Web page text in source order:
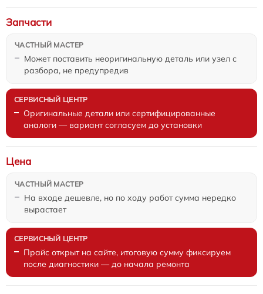
Может поставить неоригинальную деталь или узел с
разбора, не предупредив
Запчасти
Оригинальные детали или сертифицированные
аналоги — вариант согласуем до установки
На входе дешевле, но по ходу работ сумма нередко
вырастает
Цена
Прайс открыт на сайте, итоговую сумму фиксируем
после диагностики — до начала ремонта